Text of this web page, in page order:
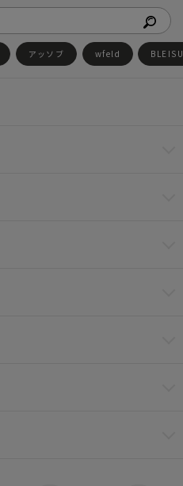
アッソブ wfeld